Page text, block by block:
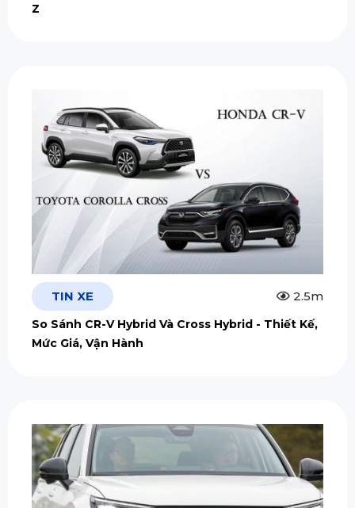
Z
TIN XE 2.5m
So Sánh CR-V Hybrid Và Cross Hybrid - Thiết Kế,
Mức Giá, Vận Hành